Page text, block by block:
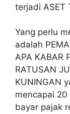
terjadi ASET
Yang perlu
adalah
APA KABAR
RATUSAN
KUNINGAN
mencapai
bayar pajak